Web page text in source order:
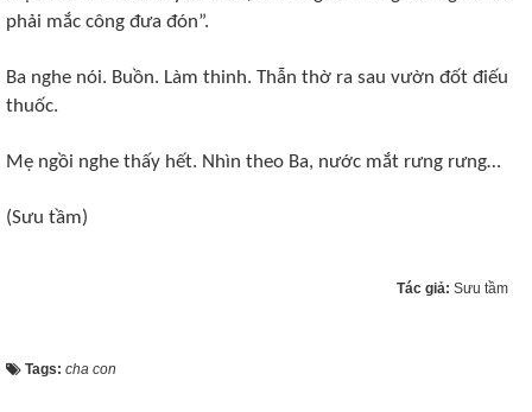
phải mắc công đưa đón”.
Ba nghe nói. Buồn. Làm thinh. Thẫn thờ ra sau vườn đốt điếu
thuốc.
Mẹ ngồi nghe thấy hết. Nhìn theo Ba, nước mắt rưng rưng…
(Sưu tầm)
Tác giả: Sưu tầm
Tags: cha con